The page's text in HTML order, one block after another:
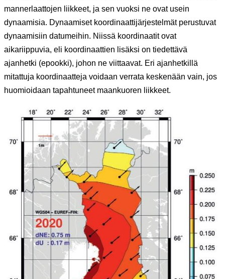
mannerlaattojen liikkeet, ja sen vuoksi ne ovat usein
dynaamisia. Dynaamiset koordinaattijärjestelmät perustuvat
dynaamisiin datumeihin. Niissä koordinaatit ovat
aikariippuvia, eli koordinaattien lisäksi on tiedettävä
ajanhetki (epookki), johon ne viittaavat. Eri ajanhetkillä
mitattuja koordinaatteja voidaan verrata keskenään vain, jos
huomioidaan tapahtuneet maankuoren liikkeet.